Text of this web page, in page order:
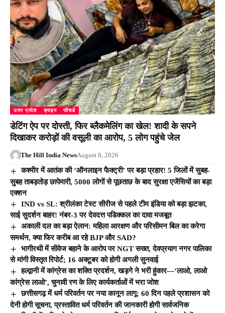
उत्तर प्रदेश क्राइम फीचर्ड
डेटिंग ऐप पर दोस्ती, फिर ब्लैकमेलिंग का खेल! शादी के सपने
दिखाकर करोड़ों की वसूली का आरोप, 5 लोग पहुंचे जेल
The Hill India NewsAugust 8, 2026
कश्मीर में आतंक की ‘ऑनलाइन फैक्ट्री’ पर बड़ा प्रहार! 5 जिलों में सुबह-
सुबह ताबड़तोड़ छापेमारी, 5000 लोगों से पूछताछ के बाद सुरक्षा एजेंसियों का बड़ा
एक्शन
IND vs SL: श्रीलंका टेस्ट सीरीज से पहले टीम इंडिया को बड़ा झटका,
साई सुदर्शन बाहर! नंबर-3 पर देवदत्त पडिक्कल का दावा मजबूत
अकाली दल का बड़ा ऐलान: महिला आरक्षण और परिसीमन बिल का करेगा
समर्थन, क्या फिर करीब आ रहे BJP और SAD?
भागीरथी में सीवेज बहाने के आरोप पर NGT सख्त, देवप्रयाग नगर पालिका
से मांगी विस्तृत रिपोर्ट; 16 अक्टूबर को होगी अगली सुनवाई
हल्द्वानी में कांग्रेस का शक्ति प्रदर्शन, खड़गे ने भरी हुंकार—‘लाओ, लाओ
कांग्रेस लाओ’, चुनावी रण के लिए कार्यकर्ताओं में भरा जोश
छत्तीसगढ़ में धर्म परिवर्तन पर नया कानून लागू: 60 दिन पहले प्रशासन को
देनी होगी सूचना, प्रस्तावित धर्म परिवर्तन की जानकारी होगी सार्वजनिक